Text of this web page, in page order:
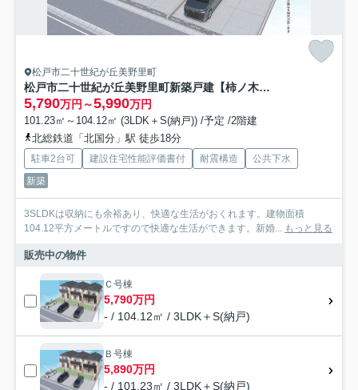
松戸市二十世紀が丘美野里町
松戸市二十世紀が丘美野里町新築戸建【柿ノ木台小学校：7分】
5,790万円～5,990万円
101.23㎡～104.12㎡ (3LDK＋S(納戸)) /予定 /2階建
北総鉄道「北国分」駅 徒歩18分
駐車2台可 建設住宅性能評価書付 耐震構造
公共下水
新築
3SLDKは収納にも余裕あり、快適な生活がおくれます。建物面積
104.12平方メートルですので快適な生活ができます。新婚... もっと見る
販売中の物件
Ｃ号棟
5,790万円
- / 104.12㎡ / 3LDK＋S(納戸)
Ｂ号棟
5,890万円
- / 101.23㎡ / 3LDK＋S(納戸)